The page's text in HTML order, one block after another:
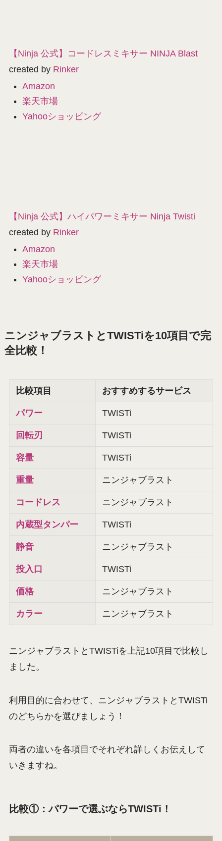
【Ninja 公式】コードレスミキサー NINJA Blast
created by Rinker
Amazon
楽天市場
Yahooショッピング
【Ninja 公式】ハイパワーミキサー Ninja Twisti
created by Rinker
Amazon
楽天市場
Yahooショッピング
ニンジャブラストとTWISTiを10項目で完
全比較！
比較項目 おすすめするサービス
パワー TWISTi
回転刃 TWISTi
容量 TWISTi
重量 ニンジャブラスト
コードレス ニンジャブラスト
内蔵型タンパー TWISTi
静音 ニンジャブラスト
投入口 TWISTi
価格 ニンジャブラスト
カラー ニンジャブラスト
ニンジャブラストとTWISTiを上記10項目で比較し
ました。
利用目的に合わせて、ニンジャブラストとTWISTi
のどちらかを選びましょう！
両者の違いを各項目でそれぞれ詳しくお伝えして
いきますね。
比較①：パワーで選ぶならTWISTi！